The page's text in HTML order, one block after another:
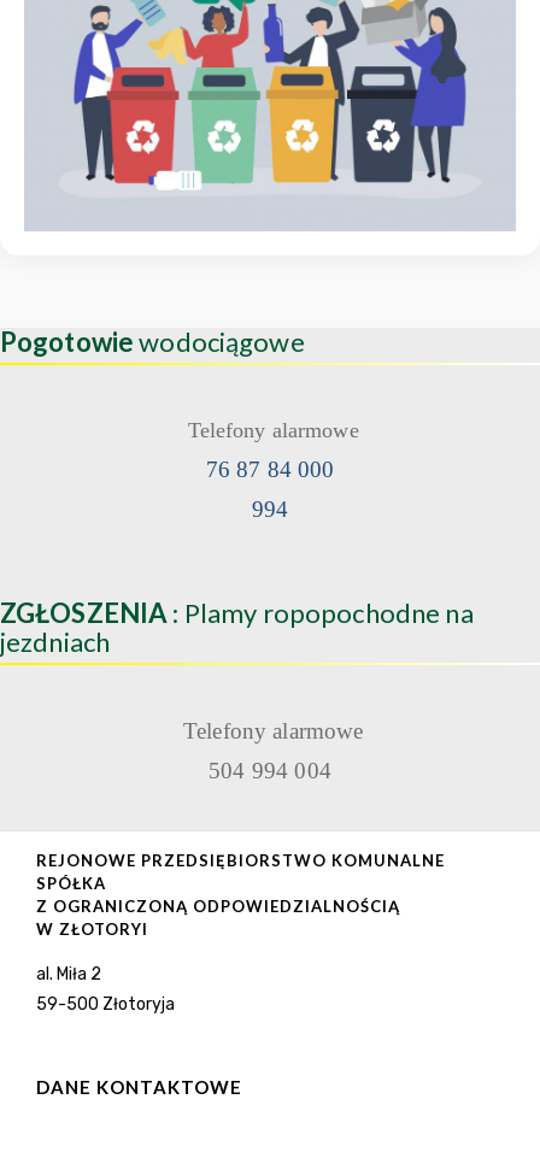
Pogotowiewodociągowe
Telefony alarmowe
76 87 84 000
994
ZGŁOSZENIA : Plamy ropopochodne na
jezdniach
Telefony alarmowe
504 994 004
REJONOWE PRZEDSIĘBIORSTWO KOMUNALNE
SPÓŁKA
Z OGRANICZONĄ ODPOWIEDZIALNOŚCIĄ
W ZŁOTORYI
al. Miła 2
59-500 Złotoryja
DANE KONTAKTOWE